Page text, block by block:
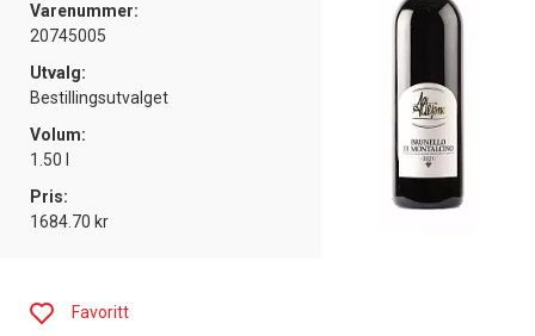
Varenummer:
20745005
Utvalg:
Bestillingsutvalget
Volum:
1.50 l
Pris:
1684.70 kr
Favoritt